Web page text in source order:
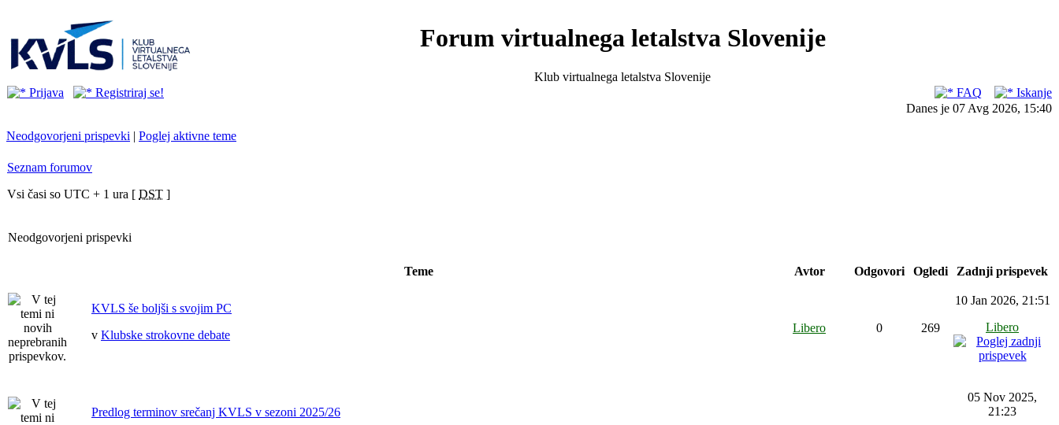
Forum virtualnega letalstva Slovenije
Klub virtualnega letalstva Slovenije
Prijava
Registriraj se! FAQ
Iskanje
Danes je 07 Avg 2026, 15:40
Neodgovorjeni prispevki | Poglej aktivne teme
Seznam forumov
Vsi časi so UTC + 1 ura [ DST ]
Neodgovorjeni prispevki
Teme Avtor Odgovori Ogledi Zadnji prispevek
KVLS še boljši s svojim PC
v Klubske strokovne debate
Libero 0 269
10 Jan 2026, 21:51
Libero
Predlog terminov srečanj KVLS v sezoni 2025/26
05 Nov 2025,
21:23